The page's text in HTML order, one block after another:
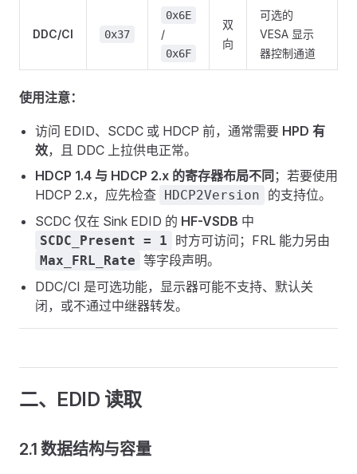
DDC/CI 0x37
0x6E
/
0x6F
双
向
可选的
VESA 显示
器控制通道
使用注意：
访问 EDID、SCDC 或 HDCP 前，通常需要 HPD 有
效，且 DDC 上拉供电正常。
HDCP 1.4 与 HDCP 2.x 的寄存器布局不同 ；若要使用
HDCP 2.x，应先检查 HDCP2Version
的支持位。
SCDC 仅在 Sink EDID 的 HF-VSDB 中
SCDC_Present = 1 时方可访问；FRL 能力另由
Max_FRL_Rate 等字段声明。
DDC/CI 是可选功能，显示器可能不支持、默认关
闭，或不通过中继器转发。
二、EDID 读取
2.1 数据结构与容量